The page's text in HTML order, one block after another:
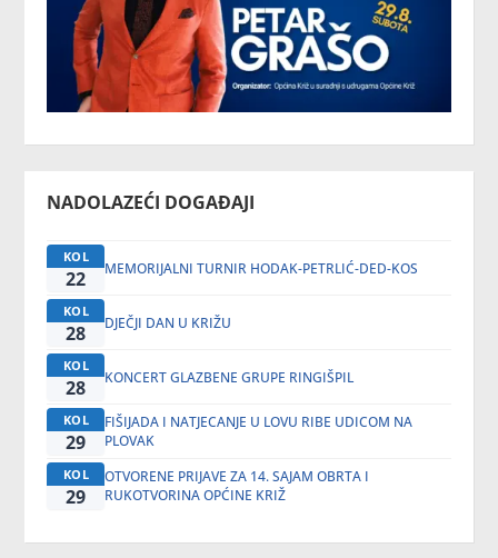
NADOLAZEĆI DOGAĐAJI
KOL
22 MEMORIJALNI TURNIR HODAK-PETRLIĆ-DED-KOS
KOL
28 DJEČJI DAN U KRIŽU
KOL
28 KONCERT GLAZBENE GRUPE RINGIŠPIL
KOL
29
FIŠIJADA I NATJECANJE U LOVU RIBE UDICOM NA
PLOVAK
KOL
29
OTVORENE PRIJAVE ZA 14. SAJAM OBRTA I
RUKOTVORINA OPĆINE KRIŽ